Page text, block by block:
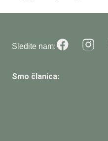
Sledite nam:
Smo članica: